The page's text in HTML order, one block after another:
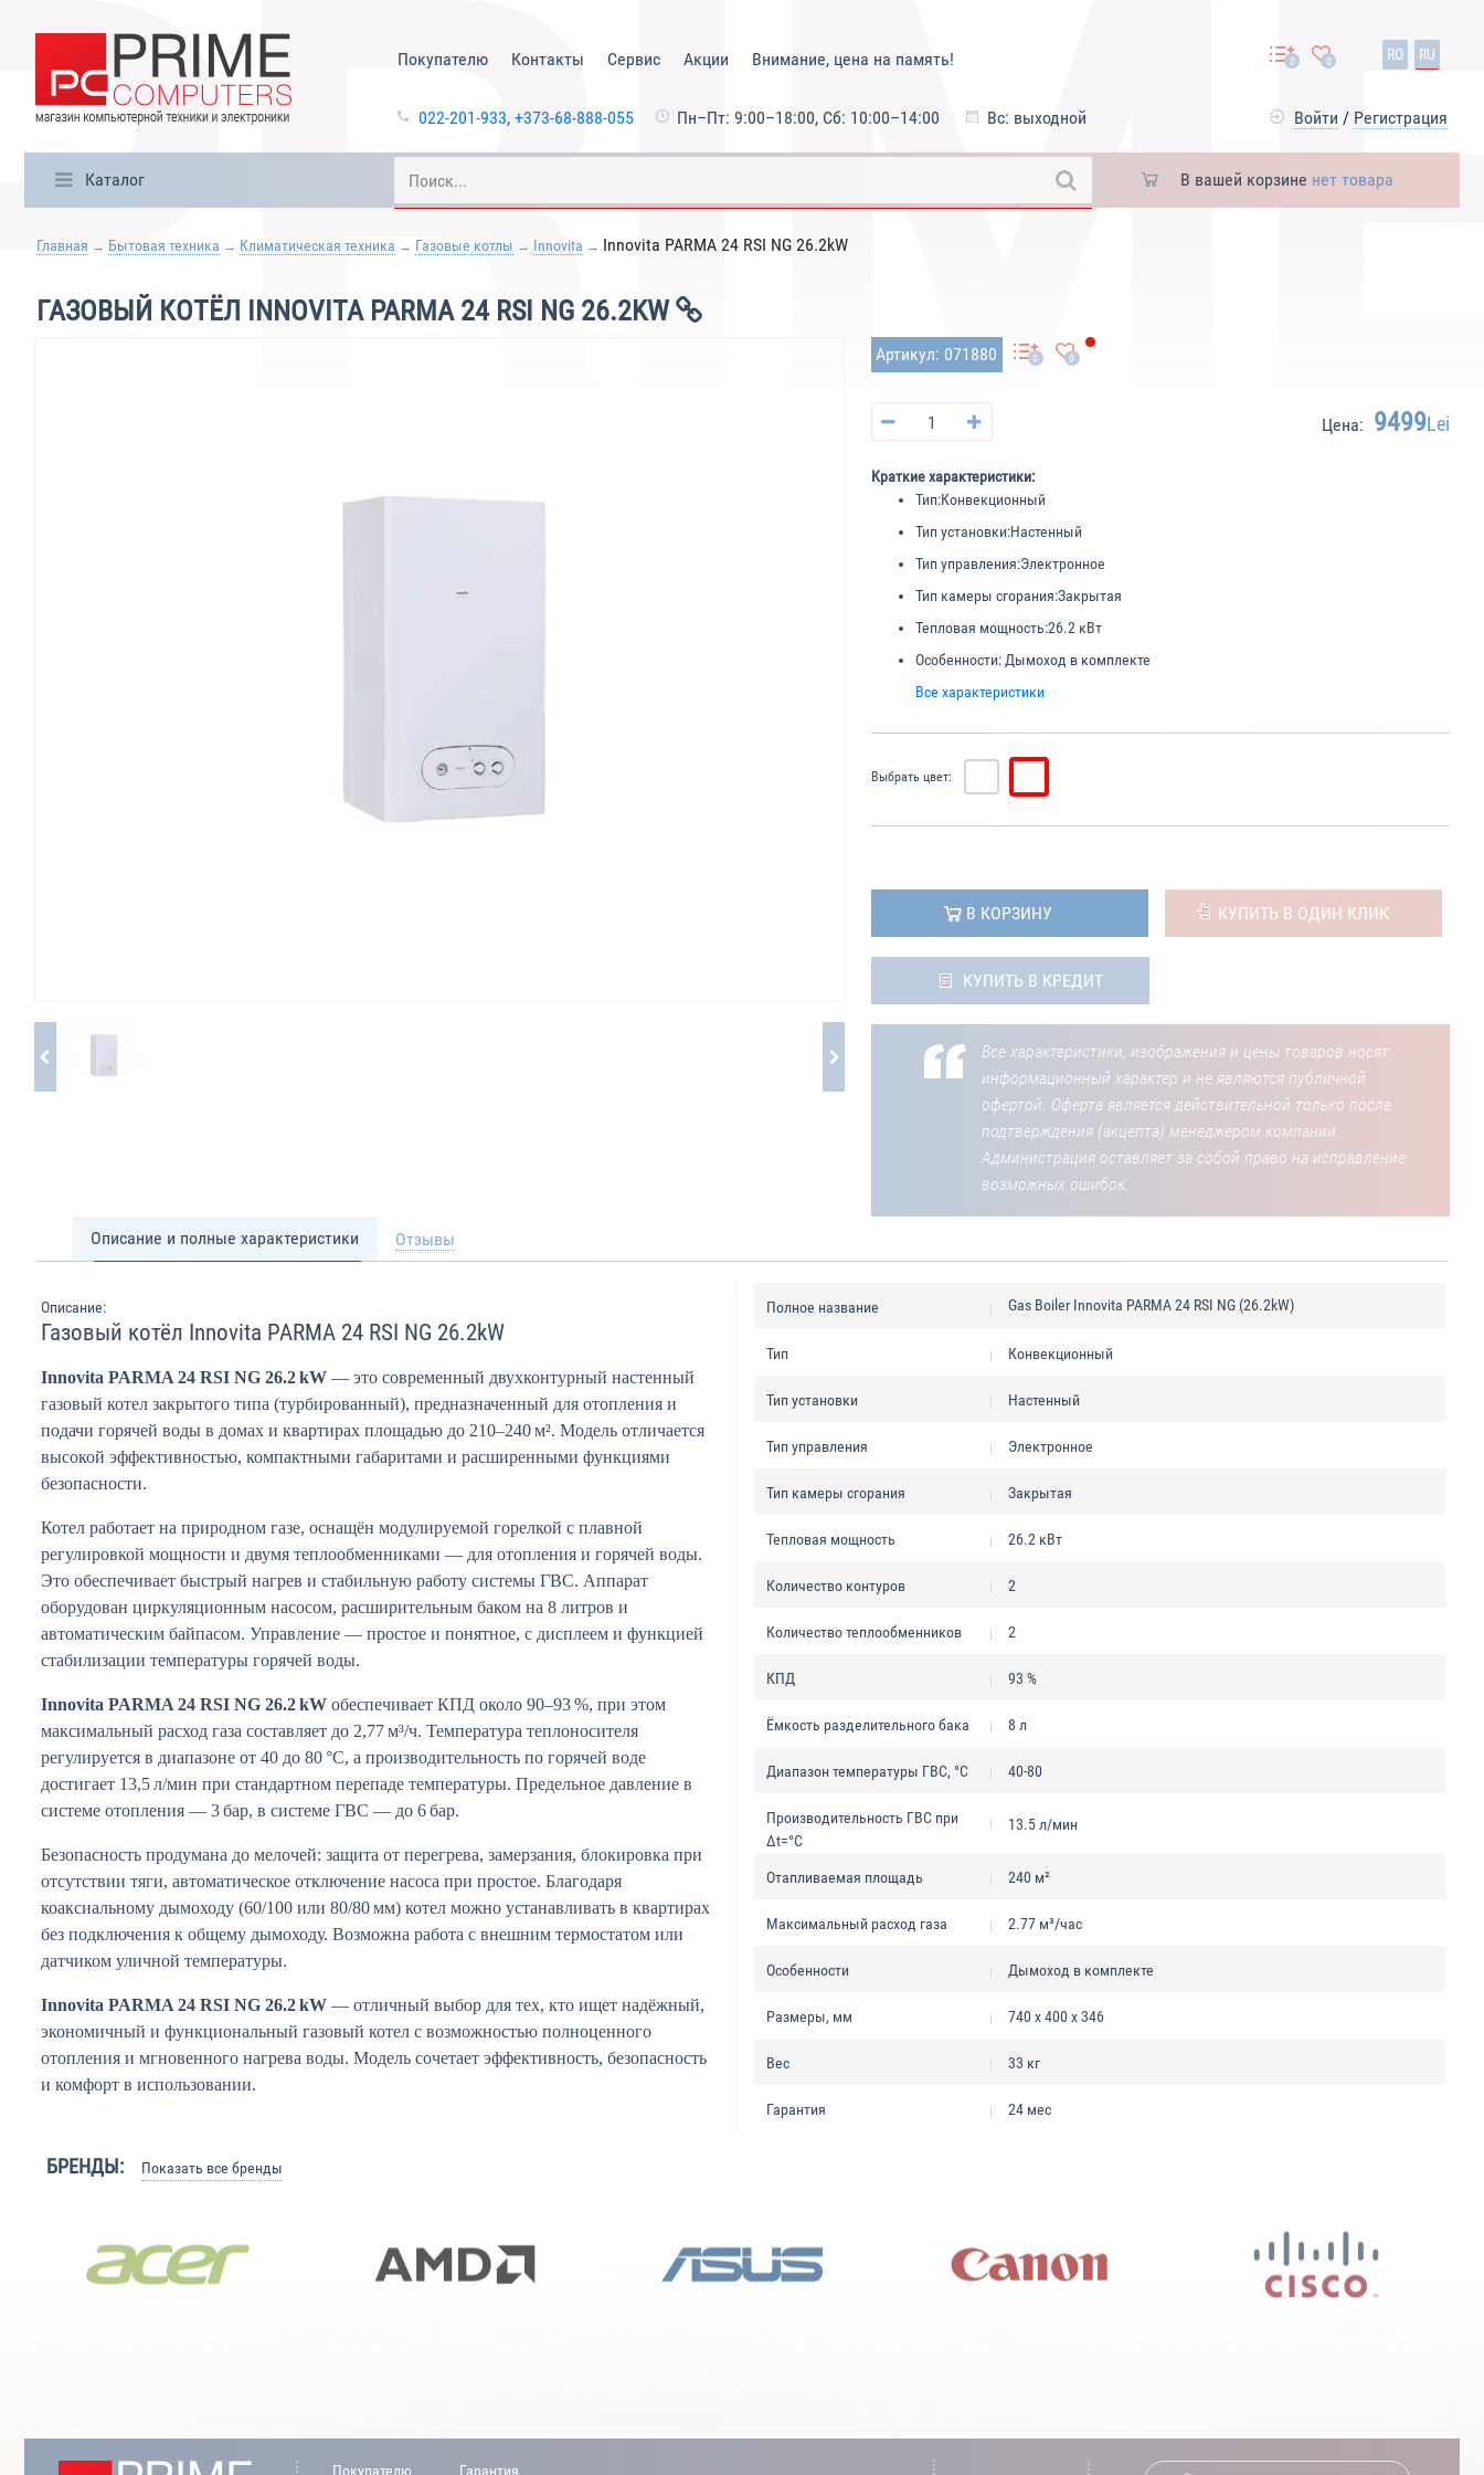
Покупателю Контакты Сервис Акции Внимание, цена на память!
022-201-933, +373-68-888-055 Пн–Пт: 9:00–18:00, Сб: 10:00–14:00 Вс: выходной
0 0 RO RU
Войти / Регистрация
Каталог В вашей корзине нет товара
Главная Бытовая техника Климатическая техника Газовые котлы Innovita Innovita PARMA 24 RSI NG 26.2kW
ГАЗОВЫЙ КОТЁЛ INNOVITA PARMA 24 RSI NG 26.2KW
Артикул: 071880 0 0
Цена: 9499Lei
Краткие характеристики:
Тип:Конвекционный
Тип установки:Настенный
Тип управления:Электронное
Тип камеры сгорания:Закрытая
Тепловая мощность:26.2 кВт
Особенности:Дымоход в комплекте
Все характеристики
Выбрать цвет:
В КОРЗИНУ КУПИТЬ В ОДИН КЛИК
КУПИТЬ В КРЕДИТ
Все характеристики, изображения и цены товаров носят
информационный характер и не являются публичной
офертой. Оферта является действительной только после
подтверждения (акцепта) менеджером компании.
Администрация оставляет за собой право на исправление
возможных ошибок.
Описание и полные характеристики Отзывы
Описание:
Газовый котёл Innovita PARMA 24 RSI NG 26.2kW
Innovita PARMA 24 RSI NG 26.2 kW — это современный двухконтурный настенный
газовый котел закрытого типа (турбированный), предназначенный для отопления и
подачи горячей воды в домах и квартирах площадью до 210–240 м². Модель отличается
высокой эффективностью, компактными габаритами и расширенными функциями
безопасности.
Котел работает на природном газе, оснащён модулируемой горелкой с плавной
регулировкой мощности и двумя теплообменниками — для отопления и горячей воды.
Это обеспечивает быстрый нагрев и стабильную работу системы ГВС. Аппарат
оборудован циркуляционным насосом, расширительным баком на 8 литров и
автоматическим байпасом. Управление — простое и понятное, с дисплеем и функцией
стабилизации температуры горячей воды.
Innovita PARMA 24 RSI NG 26.2 kW обеспечивает КПД около 90–93 %, при этом
максимальный расход газа составляет до 2,77 м³/ч. Температура теплоносителя
регулируется в диапазоне от 40 до 80 °C, а производительность по горячей воде
достигает 13,5 л/мин при стандартном перепаде температуры. Предельное давление в
системе отопления — 3 бар, в системе ГВС — до 6 бар.
Безопасность продумана до мелочей: защита от перегрева, замерзания, блокировка при
отсутствии тяги, автоматическое отключение насоса при простое. Благодаря
коаксиальному дымоходу (60/100 или 80/80 мм) котел можно устанавливать в квартирах
без подключения к общему дымоходу. Возможна работа с внешним термостатом или
датчиком уличной температуры.
Innovita PARMA 24 RSI NG 26.2 kW — отличный выбор для тех, кто ищет надёжный,
экономичный и функциональный газовый котел с возможностью полноценного
отопления и мгновенного нагрева воды. Модель сочетает эффективность, безопасность
и комфорт в использовании.
Полное название Gas Boiler Innovita PARMA 24 RSI NG (26.2kW)
Тип Конвекционный
Тип установки Настенный
Тип управления Электронное
Тип камеры сгорания Закрытая
Тепловая мощность 26.2 кВт
Количество контуров 2
Количество теплообменников 2
КПД 93 %
Ёмкость разделительного бака 8 л
Диапазон температуры ГВС, °C 40-80
Производительность ГВС при
Δt=°C
13.5 л/мин
Отапливаемая площадь 240 м²
Максимальный расход газа 2.77 м³/час
Особенности Дымоход в комплекте
Размеры, мм 740 х 400 х 346
Вес 33 кг
Гарантия 24 мес
БРЕНДЫ: Показать все бренды
Покупателю Гарантия